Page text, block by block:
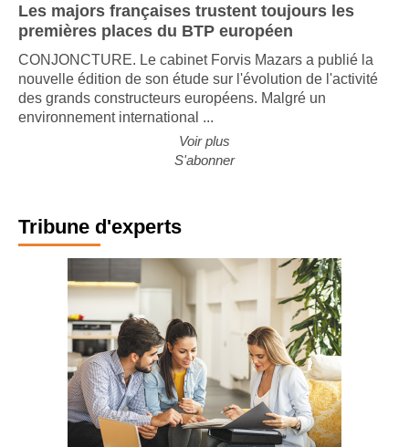
Les majors françaises trustent toujours les
premières places du BTP européen
CONJONCTURE. Le cabinet Forvis Mazars a publié la
nouvelle édition de son étude sur l'évolution de l'activité
des grands constructeurs européens. Malgré un
environnement international ...
Voir plus
S'abonner
Tribune d'experts